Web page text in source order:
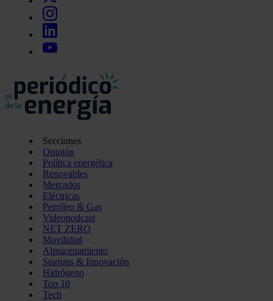
Secciones
Opinión
Política energética
Renovables
Mercados
Eléctricas
Petróleo & Gas
Videopodcast
NET ZERO
Movilidad
Almacenamiento
Startups & Innovación
Hidrógeno
Top 10
Tech